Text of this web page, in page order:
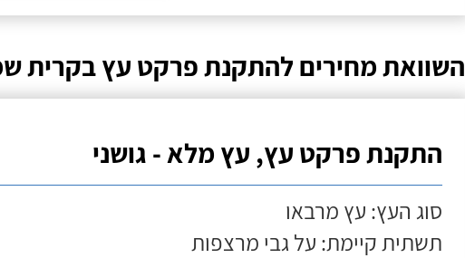
השוואת מחירים להתקנת פרקט עץ בקרית
התקנת פרקט עץ, עץ מלא - גושני
סוג העץ: עץ מרבאו
תשתית קיימת: על גבי מרצפות